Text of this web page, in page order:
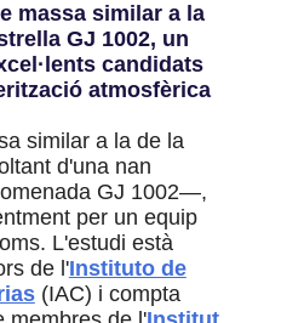
massa similar a la
GJ 1002, un
candidats
atmosfèrica
similar a la de la
d'una nan
menada GJ 1002—,
per un equip
L'estudi està
de l'Instituto de
(IAC) i compta